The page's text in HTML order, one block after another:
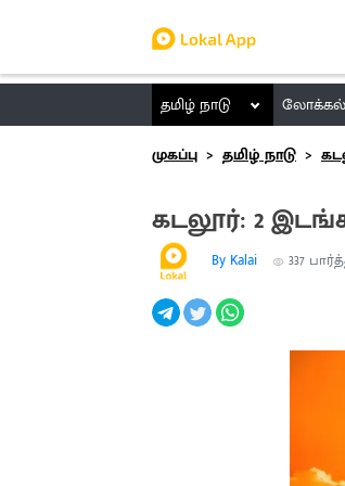
தமிழ் நாடு லோக்கல்
முகப்பு
தமிழ் நாடு
கடலூர்: 2
By Kalai 337